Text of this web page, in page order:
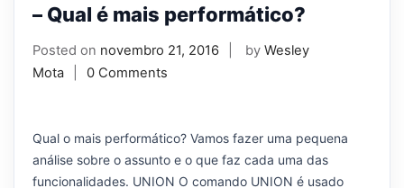
– Qual é mais performático?
Posted on novembro 21, 2016 by Wesley
Mota
0 Comments
Qual o mais performático? Vamos fazer uma pequena
análise sobre o assunto e o que faz cada uma das
funcionalidades. UNION O comando UNION é usado